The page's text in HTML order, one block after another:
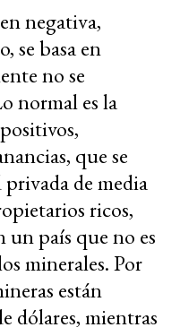
negativa,
se basa en
no se
normal es la
que se
de media
ricos,
un país que no es
minerales. Por
están
dólares, mientras